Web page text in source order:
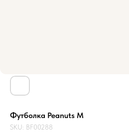
Футболка Peanuts М
SKU: BF00288